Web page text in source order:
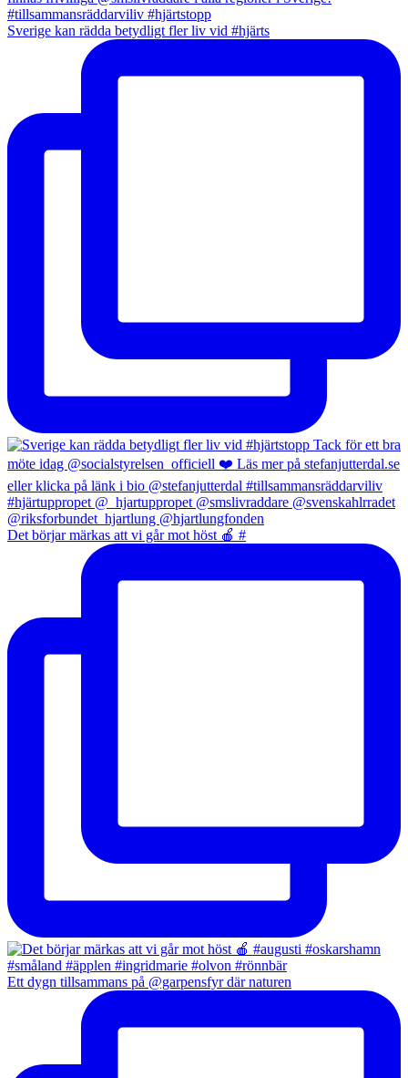
Sverige kan rädda betydligt fler liv vid #hjärts
Det börjar märkas att vi går mot höst 🍎 #
Ett dygn tillsammans på @garpensfyr där naturen